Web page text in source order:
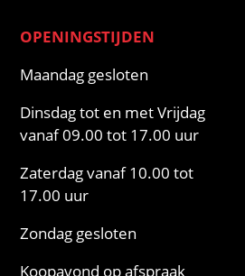
OPENINGSTIJDEN
Maandag gesloten
Dinsdag tot en met Vrijdag
vanaf 09.00 tot 17.00 uur
Zaterdag vanaf 10.00 tot
17.00 uur
Zondag gesloten
Koopavond op afspraak